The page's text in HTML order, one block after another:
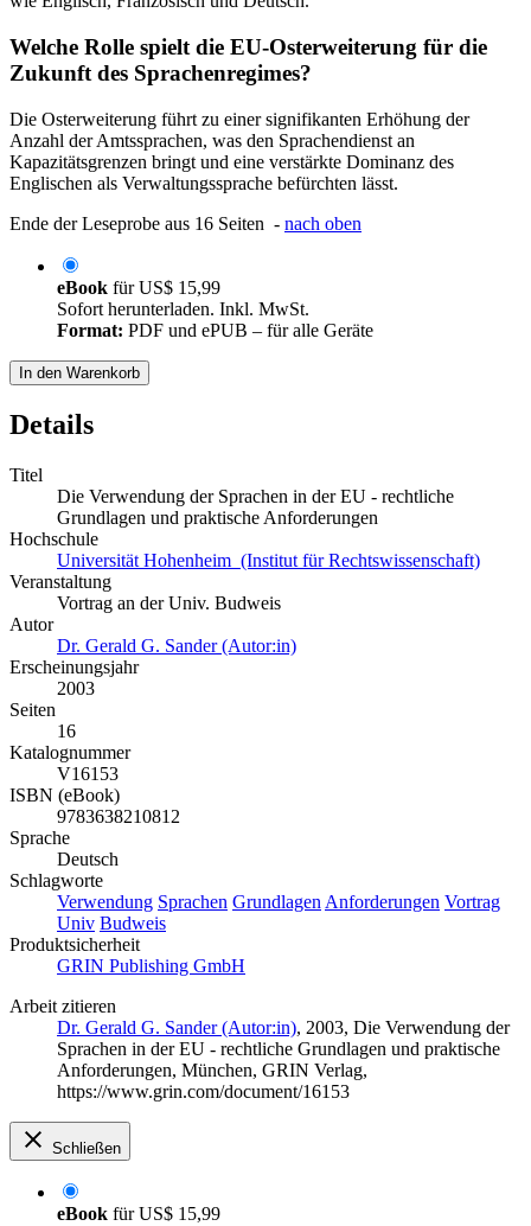
Welche Rolle spielt die EU-Osterweiterung für die
Zukunft des Sprachenregimes?
Die Osterweiterung führt zu einer signifikanten Erhöhung der
Anzahl der Amtssprachen, was den Sprachendienst an
Kapazitätsgrenzen bringt und eine verstärkte Dominanz des
Englischen als Verwaltungssprache befürchten lässt.
Ende der Leseprobe aus 16 Seiten - nach oben
eBook fürUS$ 15,99
Sofort herunterladen. Inkl. MwSt.
Format: PDF und ePUB – für alle Geräte
In den Warenkorb
Details
Titel
Die Verwendung der Sprachen in der EU - rechtliche
Grundlagen und praktische Anforderungen
Hochschule
Universität Hohenheim (Institut für Rechtswissenschaft)
Veranstaltung
Vortrag an der Univ. Budweis
Autor
Dr. Gerald G. Sander (Autor:in)
Erscheinungsjahr
2003
Seiten
16
Katalognummer
V16153
ISBN (eBook)
9783638210812
Sprache
Deutsch
Schlagworte
Verwendung Sprachen Grundlagen Anforderungen Vortrag
Univ Budweis
Produktsicherheit
GRIN Publishing GmbH
Arbeit zitieren
Dr. Gerald G. Sander (Autor:in), 2003, Die Verwendung der
Sprachen in der EU - rechtliche Grundlagen und praktische
Anforderungen, München, GRIN Verlag,
https://www.grin.com/document/16153
Schließen
eBook fürUS$ 15,99